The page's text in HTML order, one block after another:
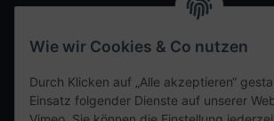
Wir freuen uns auf Euren Besuch. Bitte
Kontaktdaten
Wie wir Cookies & Co nutzen
Durch Klicken auf „Alle akzeptieren“
Einsatz folgender Dienste auf unserer